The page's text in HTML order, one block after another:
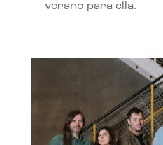
verano para ella.